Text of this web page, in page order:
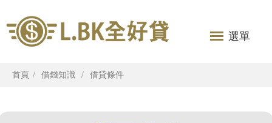
選單
首頁 借錢知識 借貸條件